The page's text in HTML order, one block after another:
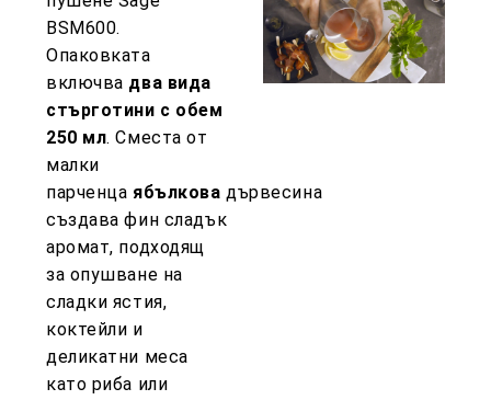
BSM600.
Опаковката
включва два вида
стърготини с обем
250 мл. Сместа от
малки
парченца ябълкова дървесина
създава фин сладък
аромат, подходящ
за опушване на
сладки ястия,
коктейли и
деликатни меса
като риба или